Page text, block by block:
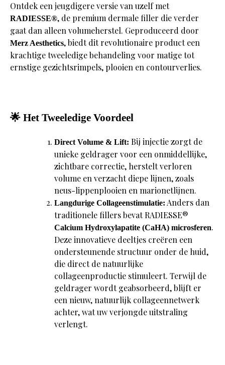
Ontdek een jeugdigere versie van uzelf met
RADIESSE®, de premium dermale filler die verder
gaat dan alleen volumeherstel. Geproduceerd door
Merz Aesthetics, biedt dit revolutionaire product een
krachtige tweeledige behandeling voor matige tot
ernstige gezichtsrimpels, plooien en contourverlies.
🌟 Het Tweeledige Voordeel
Direct Volume & Lift: Bij injectie zorgt de
unieke geldrager voor een onmiddellijke,
zichtbare correctie, herstelt verloren
volume en verzacht diepe lijnen, zoals
neus-lippenplooien en marionetlijnen.
Langdurige Collageenstimulatie: Anders dan
traditionele fillers bevat RADIESSE®
Calcium Hydroxylapatite (CaHA) microsferen.
Deze innovatieve deeltjes creëren een
ondersteunende structuur onder de huid,
die direct de natuurlijke
collageenproductie stimuleert. Terwijl de
geldrager wordt geabsorbeerd, blijft er
een nieuw, natuurlijk collageennetwerk
achter, wat uw verjongde uitstraling
verlengt.